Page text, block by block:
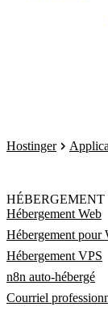
Hostinger
HÉBERGEMENT
Hébergement Web
Hébergement pour
Hébergement VPS
n8n auto-hébergé
Courriel